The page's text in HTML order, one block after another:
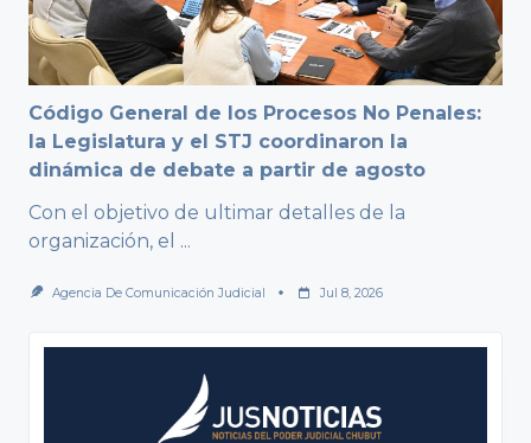
Código General de los Procesos No Penales:
la Legislatura y el STJ coordinaron la
dinámica de debate a partir de agosto
Con el objetivo de ultimar detalles de la
organización, el ...
Agencia De Comunicación Judicial Jul 8, 2026